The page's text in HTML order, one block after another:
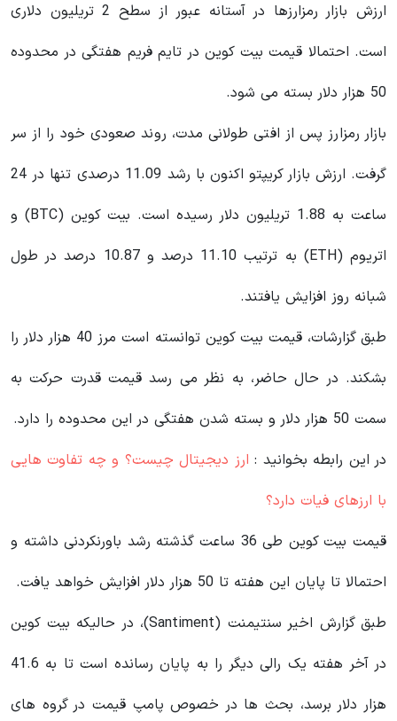
ارزش بازار رمزارزها در آستانه عبور از سطح 2 تریلیون دلاری
است. احتمالا قیمت بیت کوین در تایم فریم هفتگی در محدوده
50 هزار دلار بسته می شود.
بازار رمزارز پس از افتی طولانی مدت، روند صعودی خود را از سر
گرفت. ارزش بازار کریپتو اکنون با رشد 11.09 درصدی تنها در 24
ساعت به 1.88 تریلیون دلار رسیده است. بیت‌ کوین (BTC) و
اتریوم (ETH) به ترتیب 11.10 درصد و 10.87 درصد در طول
شبانه روز افزایش یافتند.
طبق گزارشات، قیمت بیت کوین توانسته است مرز 40 هزار دلار را
بشکند. در حال حاضر، به نظر می رسد قیمت قدرت حرکت به
سمت 50 هزار دلار و بسته شدن هفتگی در این محدوده را دارد.
در این رابطه بخوانید‌ : ارز دیجیتال چیست؟ و چه تفاوت هایی
با ارزهای فیات دارد؟
قیمت بیت کوین طی 36 ساعت گذشته رشد باورنکردنی داشته و
احتمالا تا پایان این هفته تا 50 هزار دلار افزایش خواهد یافت.
طبق گزارش اخیر سنتیمنت (Santiment)، در حالیکه بیت کوین
در آخر هفته یک رالی دیگر را به پایان رسانده است تا به 41.6
هزار دلار برسد، بحث ها در خصوص پامپ قیمت در گروه های